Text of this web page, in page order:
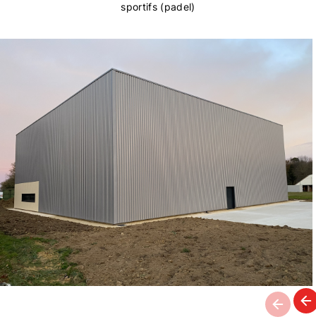
sportifs (padel)